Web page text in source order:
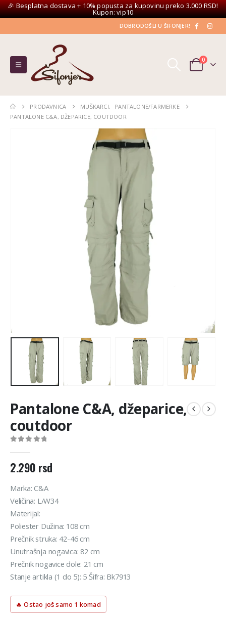
🎉 Besplatna dostava + 10% popusta za kupovinu preko 3.000 RSD!
Kupon: vip10
DOBRODOŠLI U ŠIFONJER!
0
PRODAVNICA MUŠKARCI,
PANTALONE/FARMERKE
PANTALONE C&A, DŽEPARICE, COUTDOOR
Pantalone C&A, džeparice,
coutdoor
2.290 rsd
Marka: C&A
Veličina: L/W34
Materijal:
Poliester Dužina: 108 cm
Prečnik struka: 42-46 cm
Unutrašnja nogavica: 82 cm
Prečnik nogavice dole: 21 cm
Stanje artikla (1 do 5): 5 Šifra: Bk7913
🔥 Ostao još samo 1 komad